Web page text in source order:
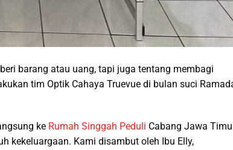
barang atau uang, tapi juga tentang membagi
tim Optik Cahaya Truevue di bulan suci
ke Rumah Singgah Peduli Cabang Jawa
kekeluargaan. Kami disambut oleh Ibu Elly,